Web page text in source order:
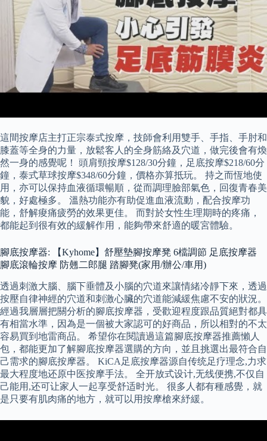
這間按摩店主打正宗泰式按摩，技師會利用雙手、手指、手肘和
膝蓋等全身的力量，放鬆客人的全身筋絡及穴道，做完後會有煥
然一身的感覺呢！ 頭肩頸按摩$128/30分鐘，足底按摩$218/60分
鐘，泰式草球按摩$348/60分鐘，價格亦算抵玩。 持之而恆地使
用，亦可以保持血液循環暢順，從而調理臉部氣色，回復青春美
貌，好處極多。 溫熱功能亦有助促進血液流動，配合按摩功
能，舒解痠痛疲勞的效果更佳。 而對於女性生理期時的疼痛，
都能起到很有效的緩解作用，能夠帶來舒適的暖宮體驗。
腳底按摩器: 【Kyhome】舒壓墊腳按摩凳 6檔調節 足底按摩器
腳底滾輪按摩 防翹二郎腿 踏腳凳(家用/辦公/車用)
透過刺激大腦、腦下垂體及小腦的穴道來讓情緒冷靜下來，透過
按壓自律神經的穴道和刺激心臟的穴道能減緩焦慮不安的狀況。
經過我層層把關分析的腳底按摩器，受歡迎程度跟品質絕對都具
有相當水準，因為是一個被大家認可的好商品，所以相對的不太
容易買到地雷商品。 希望你在閱讀過這篇腳底按摩器推薦懶人
包，都能更加了解腳底按摩器選購的方向，並且挑選出最符合自
己需求的腳底按摩器。 KiCA足底按摩器源自传统足疗理念,力求
最大程度地还原中医按摩手法。 全开放式设计,无线便携,不仅自
己能用,还可让家人一起享受舒适时光。 很多人都有種感覺，就
是只要有肌肉痛的地方，就可以用按摩槍來紓緩。